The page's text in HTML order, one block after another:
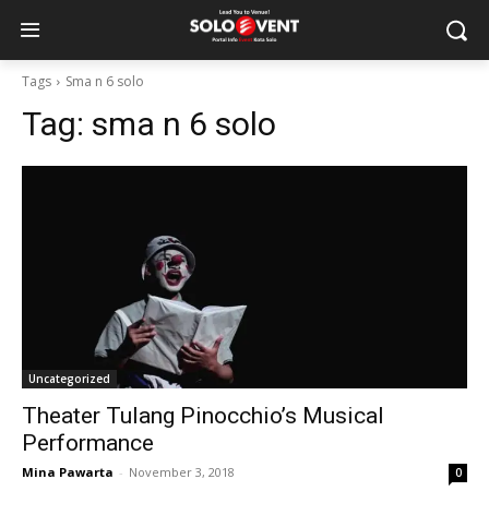
Tags Sma n 6 solo
Tag: sma n 6 solo
Uncategorized
Theater Tulang Pinocchio’s Musical
Performance
Mina Pawarta - November 3, 2018 0